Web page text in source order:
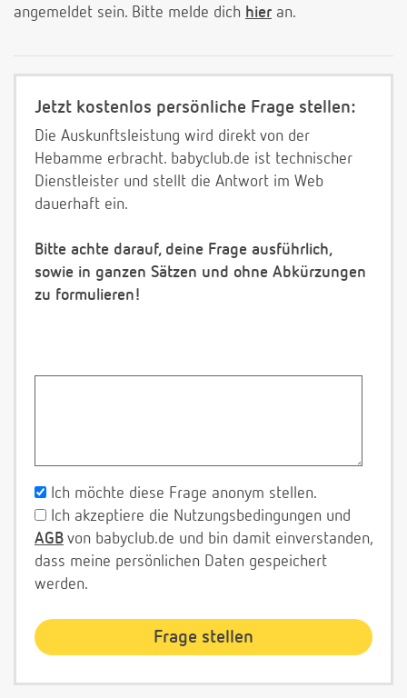
angemeldet sein. Bitte melde dich hier an.
Jetzt kostenlos persönliche Frage stellen:
Die Auskunftsleistung wird direkt von der
Hebamme erbracht. babyclub.de ist technischer
Dienstleister und stellt die Antwort im Web
dauerhaft ein.
Bitte achte darauf, deine Frage ausführlich,
sowie in ganzen Sätzen und ohne Abkürzungen
zu formulieren!
Ich möchte diese Frage anonym stellen.
Ich akzeptiere die Nutzungsbedingungen und
AGB von babyclub.de und bin damit einverstanden,
dass meine persönlichen Daten gespeichert
werden.